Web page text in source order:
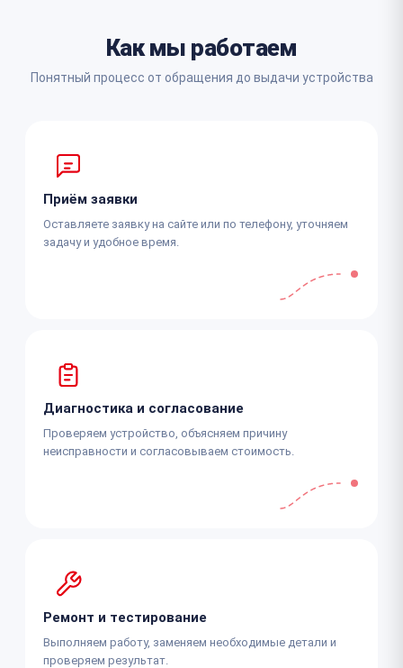
Как мы работаем
Понятный процесс от обращения до выдачи устройства
Приём заявки
Оставляете заявку на сайте или по телефону, уточняем
задачу и удобное время.
Диагностика и согласование
Проверяем устройство, объясняем причину
неисправности и согласовываем стоимость.
Ремонт и тестирование
Выполняем работу, заменяем необходимые детали и
проверяем результат.